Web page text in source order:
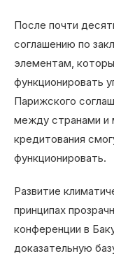
После почти
соглашению по
элементам,
функционировать
Парижского
между странами и
кредитования
функционировать.
Развитие
принципах
конференции в
доказательную